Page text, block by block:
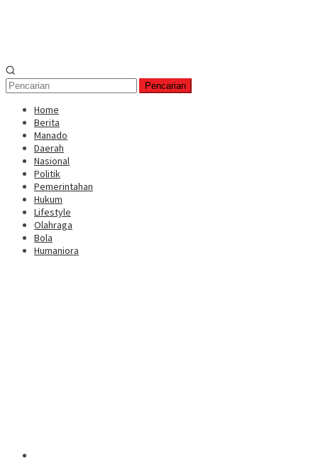
Pencarian
Home
Berita
Manado
Daerah
Nasional
Politik
Pemerintahan
Hukum
Lifestyle
Olahraga
Bola
Humaniora